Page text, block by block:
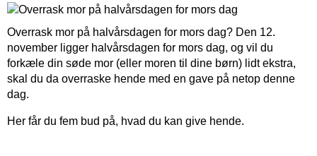
Overrask mor på halvårsdagen for mors dag? Den 12.
november ligger halvårsdagen for mors dag, og vil du
forkæle din søde mor (eller moren til dine børn) lidt ekstra,
skal du da overraske hende med en gave på netop denne
dag.
Her får du fem bud på, hvad du kan give hende.